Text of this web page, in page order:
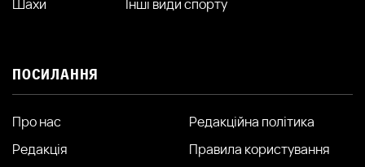
Шахи
Інші види спорту
ПОСИЛАННЯ
Про нас
Редакція
Редакційна політика
Правила користування